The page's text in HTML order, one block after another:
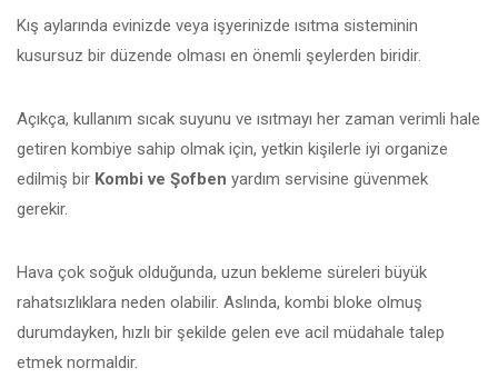
Kış aylarında evinizde veya işyerinizde ısıtma sisteminin
kusursuz bir düzende olması en önemli şeylerden biridir.
Açıkça, kullanım sıcak suyunu ve ısıtmayı her zaman verimli hale
getiren kombiye sahip olmak için, yetkin kişilerle iyi organize
edilmiş bir Kombi ve Şofben yardım servisine güvenmek
gerekir.
Hava çok soğuk olduğunda, uzun bekleme süreleri büyük
rahatsızlıklara neden olabilir. Aslında, kombi bloke olmuş
durumdayken, hızlı bir şekilde gelen eve acil müdahale talep
etmek normaldir.